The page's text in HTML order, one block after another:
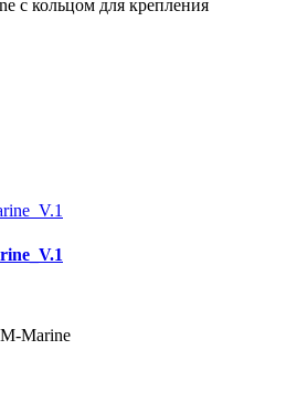
с кольцом для крепления
Marine